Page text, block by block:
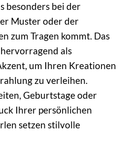
besonders bei der
Muster oder der
zum Tragen kommt. Das
als
um Ihren Kreationen
zu verleihen.
Geburtstage oder
Ihrer persönlichen
setzen stilvolle